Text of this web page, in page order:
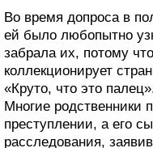
Во время допроса в
ей было любопытно
забрала их, потому
коллекционирует
«Круто, что это
Многие родственники
преступлении, а его
расследования,